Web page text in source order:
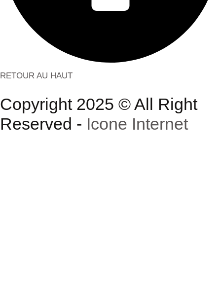
RETOUR AU HAUT
Copyright 2025 © All Right
Reserved - Icone Internet